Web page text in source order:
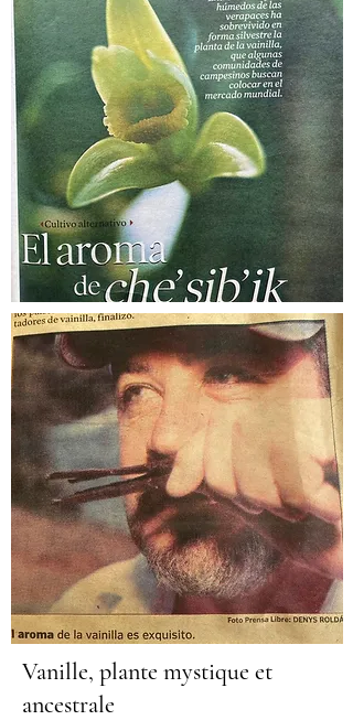
Vanille, plante mystique et
ancestrale